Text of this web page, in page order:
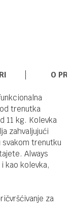
O
trenutka
11 kg. Kolevka
zahvaljujući
trenutku
Always
kao kolevka,
za